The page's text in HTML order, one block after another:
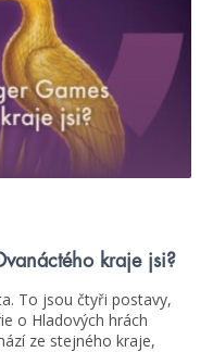
kraje jsi?
To jsou čtyři postavy,
o Hladových hrách
ze stejného kraje,